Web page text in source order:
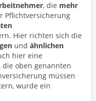
, die mehr
Pflichtversicherung
Hier richten sich die
und ähnlichen
hier eine
oben genannten
müssen
wurde ein